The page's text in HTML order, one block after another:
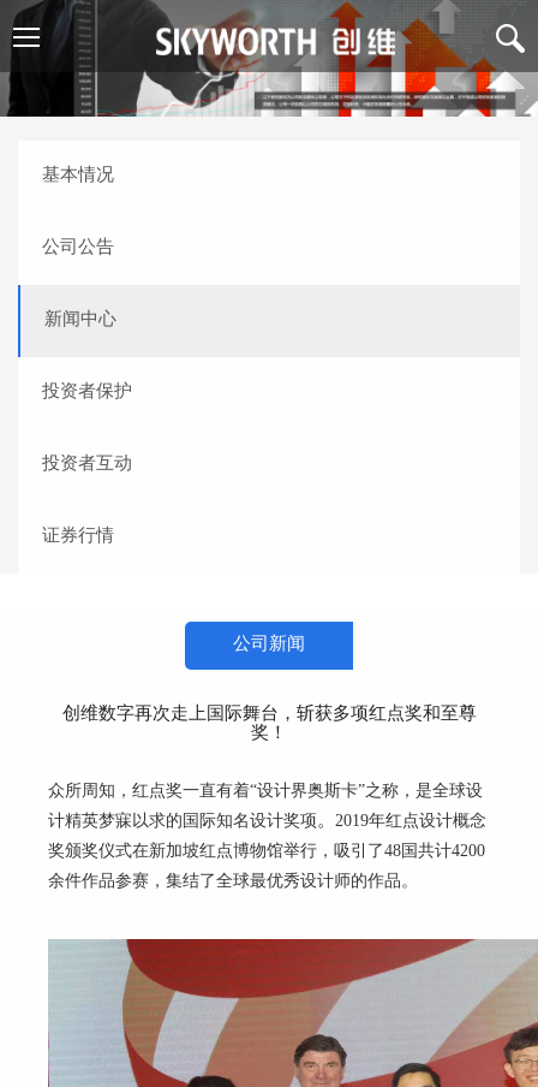
基本情况
公司公告
新闻中心
投资者保护
投资者互动
证券行情
公司新闻
创维数字再次走上国际舞台，斩获多项红点奖和至尊
奖！
众所周知，红点奖一直有着“设计界奥斯卡”之称，是全球设
计精英梦寐以求的国际知名设计奖项。 2019年红点设计概念
奖颁奖仪式在新加坡红点博物馆举行，吸引了48 国共计4200
余件作品参赛，集结了全球最优秀设计师的作品。